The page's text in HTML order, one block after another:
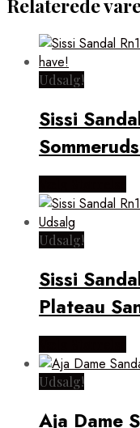
Relaterede
Udsalg!
Sissi
Udsalg!
Sissi
Plateau
Udsalg!
Aja Dame